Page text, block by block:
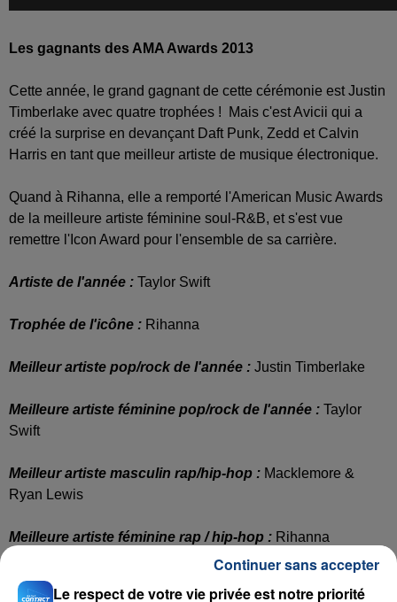
Les gagnants des AMA Awards 2013
Cette année, le grand gagnant de cette cérémonie est Justin
Timberlake avec quatre trophées ! Mais c'est Avicii qui a
créé la surprise en devançant Daft Punk, Zedd et Calvin
Harris en tant que meilleur artiste de musique électronique.
Quand à Rihanna, elle a remporté l'American Music Awards
de la meilleure artiste féminine soul-R&B, et s'est vue
remettre l'Icon Award pour l'ensemble de sa carrière.
Artiste de l'année : Taylor Swift
Trophée de l'icône : Rihanna
Meilleur artiste pop/rock de l'année : Justin Timberlake
Meilleure artiste féminine pop/rock de l'année : Taylor
Swift
Meilleur artiste masculin rap/hip-hop : Macklemore &
Ryan Lewis
Meilleure artiste féminine rap / hip-hop : Rihanna
Meilleur artiste Electro Dance Music :
Le respect de votre vie privée est notre priorité
Continuer sans accepter